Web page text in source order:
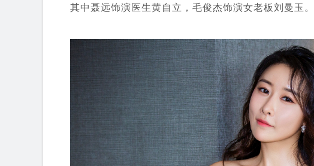
其中聂远饰演医生黄自立，毛俊杰饰演女老板刘曼玉。